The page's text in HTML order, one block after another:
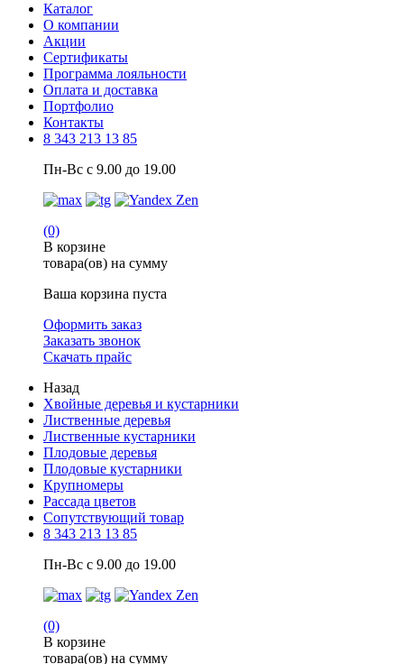
Каталог
О компании
Акции
Сертификаты
Программа лояльности
Оплата и доставка
Портфолио
Контакты
8 343 213 13 85
Пн-Вс с 9.00 до 19.00
(0)
В корзине
товара(ов) на сумму
Ваша корзина пуста
Оформить заказ
Заказать звонок
Скачать прайс
Назад
Хвойные деревья и кустарники
Лиственные деревья
Лиственные кустарники
Плодовые деревья
Плодовые кустарники
Крупномеры
Рассада цветов
Сопутствующий товар
8 343 213 13 85
Пн-Вс с 9.00 до 19.00
(0)
В корзине
товара(ов) на сумму